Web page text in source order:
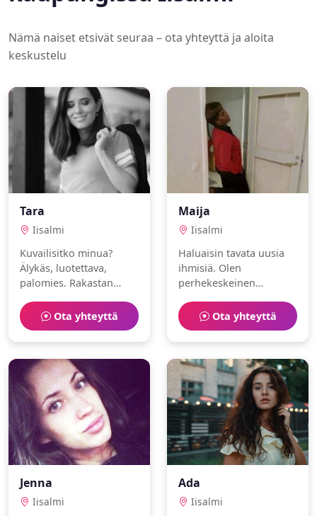
Nämä naiset etsivät seuraa – ota yhteyttä ja aloita
keskustelu
Tara
Iisalmi
Kuvailisitko minua?
Älykäs, luotettava,
palomies. Rakastan
Ota yhteyttä
Maija
Iisalmi
Haluaisin tavata uusia
ihmisiä. Olen
perhekeskeinen
joka nauttii juoksu ja
laskettelu.
Ota yhteyttä
Jenna
Iisalmi
Ada
Iisalmi